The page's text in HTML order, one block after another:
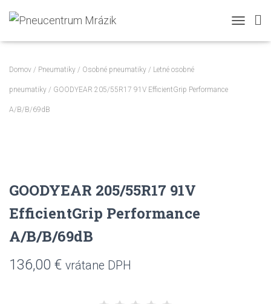
Domov / Pneumatiky / Osobné pneumatiky / Letné osobné
pneumatiky / GOODYEAR 205/55R17 91V EfficientGrip Performance
A/B/B/69dB
GOODYEAR 205/55R17 91V
EfficientGrip Performance
A/B/B/69dB
136,00 € vrátane DPH